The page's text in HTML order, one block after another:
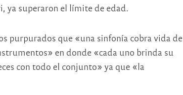
ya superaron el límite de edad.
purpurados que «una sinfonía cobra vida de
en donde «cada uno brinda su
con todo el conjunto» ya que «la